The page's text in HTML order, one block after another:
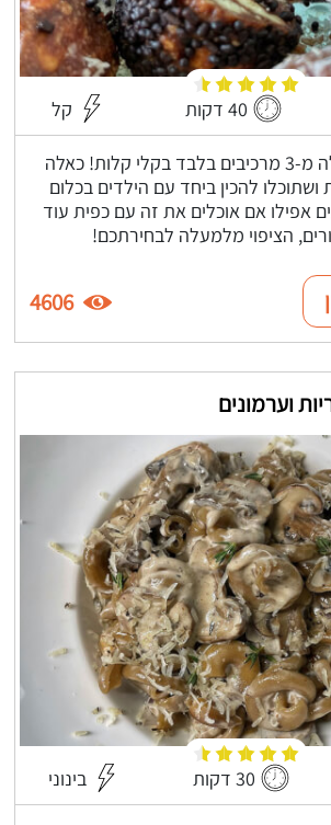
40 דקות קל
כדורי שוקולד נוטלה מ-3 מרכיבים בלבד בקלי קלות! כאלה
להכין ביחד עם הילדים בכלום
אפילו אם אוכלים את זה עם כפית עוד
הציפוי מלמעלה לבחירתכם!
4606
וערמונים
30 דקות בינוני